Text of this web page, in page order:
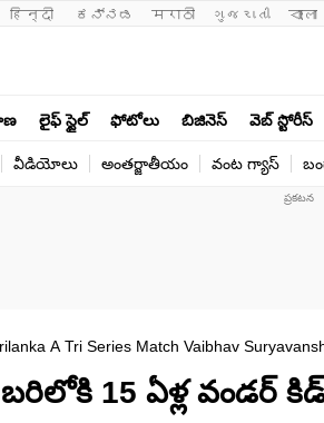
हिन्दी ಕನ್ನಡ मराठी ગુજરાતી বাংলা
లైఫ్ స్టైల్ ఫోటోలు బిజినెస్ వెబ్ స్టోరీస్
వీడియోలు అంతర్జాతీయం వంట గ్యాస్
A Tri Series Match Vaibhav
15 ఏళ్ల వండర్